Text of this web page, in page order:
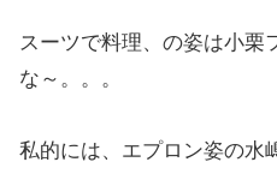
スーツで料理、の姿は小栗
な～。。。
私的には、エプロン姿の水